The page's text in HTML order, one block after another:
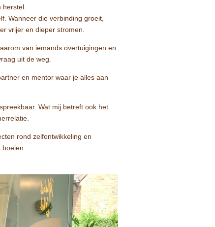
Wanneer die verbinding groeit,
vrijer en dieper stromen.
van iemands overtuigingen en
uit de weg.
en mentor waar je alles aan
Wat mij betreft ook het
rond zelfontwikkeling en